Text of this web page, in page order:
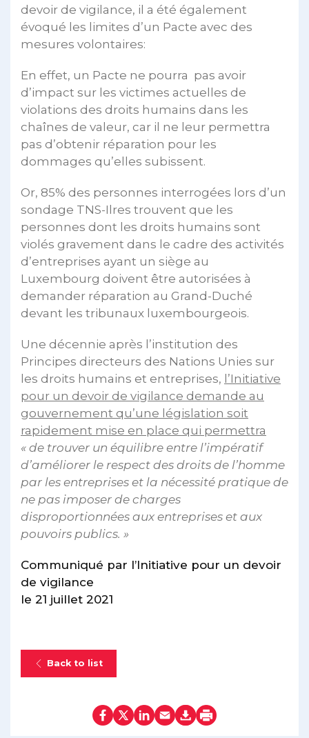
devoir de vigilance, il a été également
évoqué les limites d’un Pacte avec des
mesures volontaires:
En effet, un Pacte ne pourra pas avoir
d’impact sur les victimes actuelles de
violations des droits humains dans les
chaînes de valeur, car il ne leur permettra
pas d’obtenir réparation pour les
dommages qu’elles subissent.
Or, 85% des personnes interrogées lors d’un
sondage TNS-Ilres trouvent que les
personnes dont les droits humains sont
violés gravement dans le cadre des activités
d’entreprises ayant un siège au
Luxembourg doivent être autorisées à
demander réparation au Grand-Duché
devant les tribunaux luxembourgeois.
Une décennie après l’institution des
Principes directeurs des Nations Unies sur
les droits humains et entreprises, l’Initiative
pour un devoir de vigilance demande au
gouvernement qu’une législation soit
rapidement mise en place qui permettra
« de trouver un équilibre entre l’impératif
d’améliorer le respect des droits de l’homme
par les entreprises et la nécessité pratique de
ne pas imposer de charges
disproportionnées aux entreprises et aux
pouvoirs publics. »
Communiqué par l’Initiative pour un devoir
de vigilance
le 21 juillet 2021
Back to list